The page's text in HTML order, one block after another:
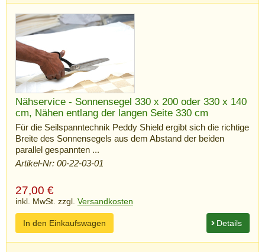
Nähservice - Sonnensegel 330 x 200 oder 330 x 140
cm, Nähen entlang der langen Seite 330 cm
Für die Seilspanntechnik Peddy Shield ergibt sich die richtige
Breite des Sonnensegels aus dem Abstand der beiden
parallel gespannten ...
Artikel-Nr: 00-22-03-01
27,00 €
inkl. MwSt. zzgl. Versandkosten
Details
In den Einkaufswagen